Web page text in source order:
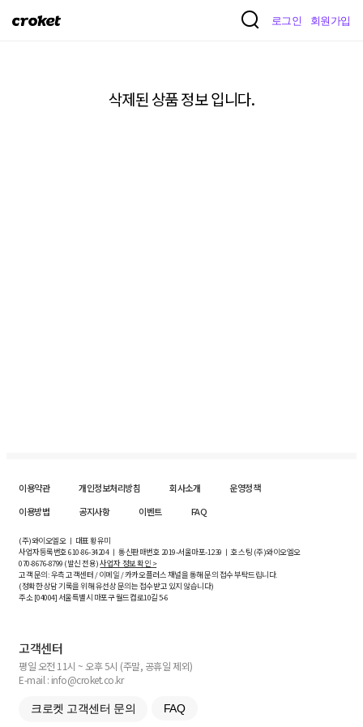
크
로그인 회원가입
삭제된 상품 정보 입니다.
이용약관 개인정보처리방침 회사소개
운영정책
이용방법
공지사항 이벤트 FAQ
(주)와이오엘오 ㅣ 대표 황유미
사업자등록번호610-86-34204ㅣ 통신판매번호 2019-서울마포-1239 ㅣ 호스팅 (주)와이오엘오
070-8676-8799 (발신 전용)사업자 정보 확인 >
고객 문의: 우측 고객센터 / 이메일 / 카카오플러스 채널을 통해 문의 접수 부탁드립니다.
(정확한 상담 기록을 위해 유선상 문의는 접수받고 있지 않습니다)
주소 [04004] 서울특별시 마포구 월드컵로10길5-6
고객센터
평일 오전 11시 ~ 오후 5시 (주말, 공휴일 제외)
E-mail : info@croket.co.kr
크로켓 고객센터 문의 FAQ